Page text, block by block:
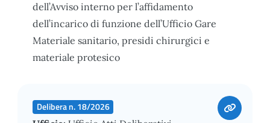
dell’Avviso interno per l’affidamento
dell’incarico di funzione dell’Ufficio Gare
Materiale sanitario, presidi chirurgici e
materiale protesico
Delibera n. 18/2026